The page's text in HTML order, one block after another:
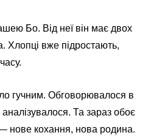
Бо. Від неї він має двох
Хлопці вже підростають,
гучним. Обговорювалося в
Та зараз обоє
нове кохання, нова родина.